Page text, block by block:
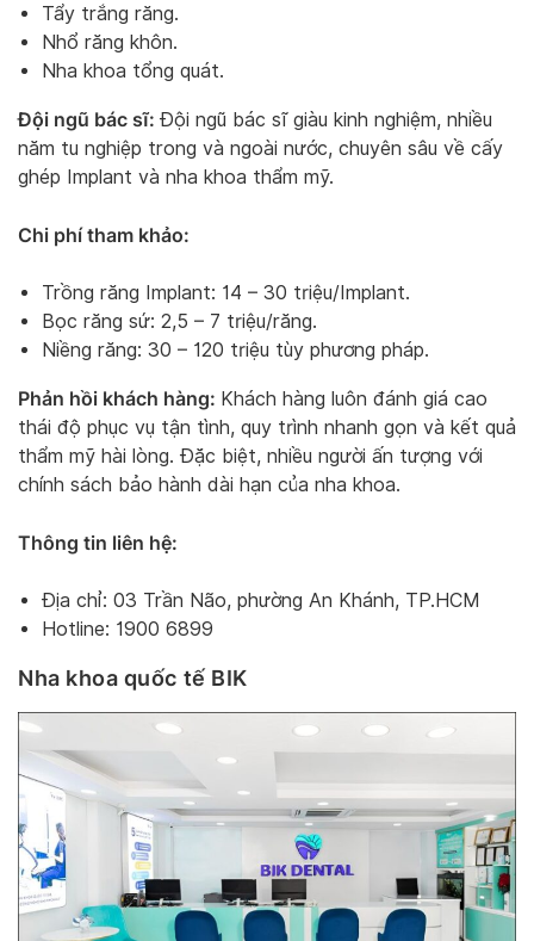
Tẩy trắng răng.
Nhổ răng khôn.
Nha khoa tổng quát.
Đội ngũ bác sĩ: Đội ngũ bác sĩ giàu kinh nghiệm, nhiều
năm tu nghiệp trong và ngoài nước, chuyên sâu về cấy
ghép Implant và nha khoa thẩm mỹ.
Chi phí tham khảo:
Trồng răng Implant: 14 – 30 triệu/Implant.
Bọc răng sứ: 2,5 – 7 triệu/răng.
Niềng răng: 30 – 120 triệu tùy phương pháp.
Phản hồi khách hàng: Khách hàng luôn đánh giá cao
thái độ phục vụ tận tình, quy trình nhanh gọn và kết quả
thẩm mỹ hài lòng. Đặc biệt, nhiều người ấn tượng với
chính sách bảo hành dài hạn của nha khoa.
Thông tin liên hệ:
Địa chỉ: 03 Trần Não, phường An Khánh, TP.HCM
Hotline: 1900 6899
Nha khoa quốc tế BIK